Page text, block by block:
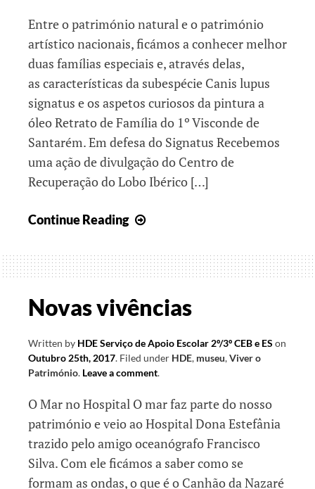
Entre o património natural e o património
artístico nacionais, ficámos a conhecer melhor
duas famílias especiais e, através delas,
as características da subespécie Canis lupus
signatus e os aspetos curiosos da pintura a
óleo Retrato de Família do 1º Visconde de
Santarém. Em defesa do Signatus Recebemos
uma ação de divulgação do Centro de
Recuperação do Lobo Ibérico […]
Continue Reading
famílias
Novas vivências
Written by HDE Serviço de Apoio Escolar 2º/3º CEB e ES on
Outubro 25th, 2017. Filed under HDE, museu,Viver o
Património. Leave a comment.
O Mar no Hospital O mar faz parte do nosso
património e veio ao Hospital Dona Estefânia
trazido pelo amigo oceanógrafo Francisco
Silva. Com ele ficámos a saber como se
formam as ondas, o que é o Canhão da Nazaré